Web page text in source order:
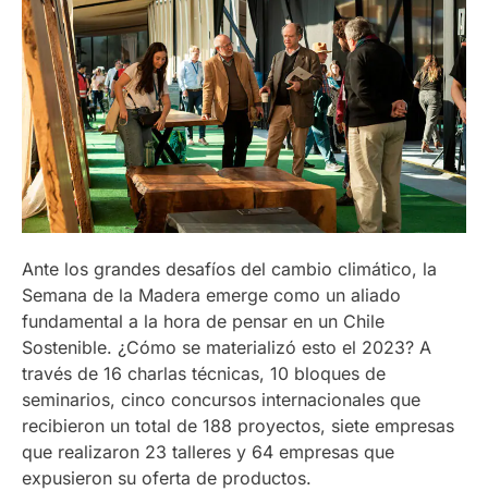
Ante los grandes desafíos del cambio climático, la
Semana de la Madera emerge como un aliado
fundamental a la hora de pensar en un Chile
Sostenible. ¿Cómo se materializó esto el 2023? A
través de 16 charlas técnicas, 10 bloques de
seminarios, cinco concursos internacionales que
recibieron un total de 188 proyectos, siete empresas
que realizaron 23 talleres y 64 empresas que
expusieron su oferta de productos.